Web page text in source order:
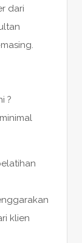
dari
?
klien